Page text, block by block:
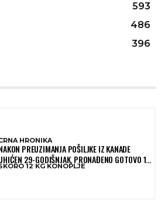
593
486
396
HRONIKA
PREUZIMANJA POŠILJKE IZ KANADE
29-GODIŠNJAK, PRONAĐENO GOTOVO 12
KONOPLJE
12 KG KONOPLJE